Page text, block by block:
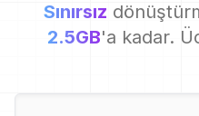
Sınırsız
2.5GB'a kadar.